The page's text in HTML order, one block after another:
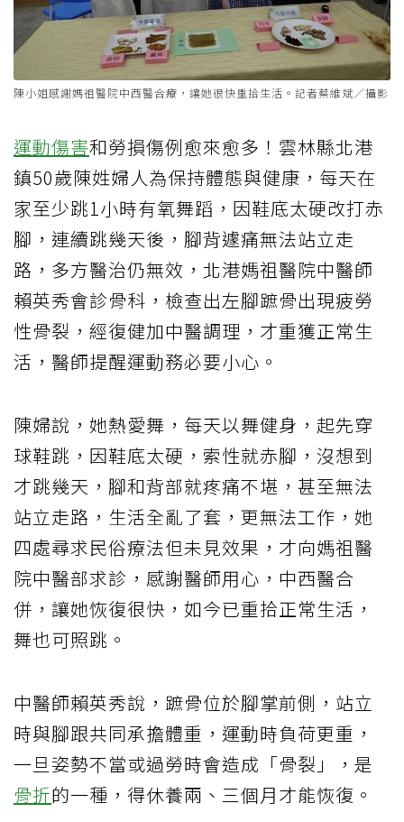
陳小姐感謝媽祖醫院中西醫合療，讓她很快重拾生活。記者蔡維斌／攝影
運動傷害和勞損傷例愈來愈多！雲林縣北港
鎮50歲陳姓婦人為保持體態與健康，每天在
家至少跳1小時有氧舞蹈，因鞋底太硬改打赤
腳，連續跳幾天後，腳背遽痛無法站立走
路，多方醫治仍無效，北港媽祖醫院中醫師
賴英秀會診骨科，檢查出左腳蹠骨出現疲勞
性骨裂，經復健加中醫調理，才重獲正常生
活，醫師提醒運動務必要小心。
陳婦說，她熱愛舞，每天以舞健身，起先穿
球鞋跳，因鞋底太硬，索性就赤腳，沒想到
才跳幾天，腳和背部就疼痛不堪，甚至無法
站立走路，生活全亂了套，更無法工作，她
四處尋求民俗療法但未見效果，才向媽祖醫
院中醫部求診，感謝醫師用心，中西醫合
併，讓她恢復很快，如今已重拾正常生活，
舞也可照跳。
中醫師賴英秀說，蹠骨位於腳掌前側，站立
時與腳跟共同承擔體重，運動時負荷更重，
一旦姿勢不當或過勞時會造成「骨裂」，是
骨折的一種，得休養兩、三個月才能恢復。